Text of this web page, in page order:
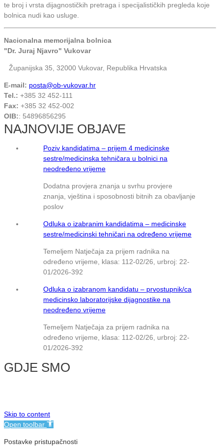
te broj i vrsta dijagnostičkih pretraga i specijalističkih pregleda koje
bolnica nudi kao usluge.
Nacionalna memorijalna bolnica
"Dr. Juraj Njavro" Vukovar
Županijska 35, 32000 Vukovar, Republika Hrvatska
E-mail: posta@ob-vukovar.hr
Tel.: +385 32 452-111
Fax: +385 32 452-002
OIB:: 54896856295
NAJNOVIJE OBJAVE
Poziv kandidatima – prijem 4 medicinske
sestre/medicinska tehničara u bolnici na
neodređeno vrijeme
Dodatna provjera znanja u svrhu provjere
znanja, vještina i sposobnosti bitnih za obavljanje
poslov
Odluka o izabranim kandidatima – medicinske
sestre/medicinski tehničari na određeno vrijeme
Temeljem Natječaja za prijem radnika na
određeno vrijeme, klasa: 112-02/26, urbroj: 22-
01/2026-392
Odluka o izabranom kandidatu – prvostupnik/ca
medicinsko laboratorijske dijagnostike na
neodređeno vrijeme
Temeljem Natječaja za prijem radnika na
određeno vrijeme, klasa: 112-02/26, urbroj: 22-
01/2026-392
GDJE SMO
Skip to content
Open toolbar
Postavke pristupačnosti